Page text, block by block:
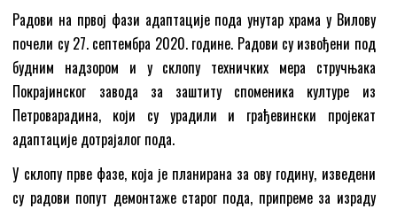
Радови на првој фази адаптације пода унутар храма у Вилову
почели су 27. септембра 2020. године. Радови су извођени под
будним надзором и у склопу техничких мера стручњака
Покрајинског завода за заштиту споменика културе из
Петроварадина, који су урадили и грађевински пројекат
адаптације дотрајалог пода.
У склопу прве фазе, која је планирана за ову годину, изведени
су радови попут демонтаже старог пода, припреме за израду